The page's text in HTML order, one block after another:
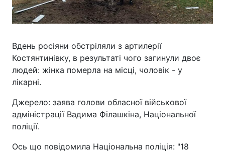
Вдень росіяни обстріляли з артилерії
Костянтинівку, в результаті чого загинули двоє
людей: жінка померла на місці, чоловік - у
лікарні.
Джерело: заява голови обласної військової
адміністрації Вадима Філашкіна, Національної
поліції.
Ось що повідомила Національна поліція: "18